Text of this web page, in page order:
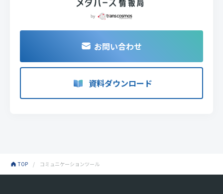
お問い合わせ
資料ダウンロード
TOP コミュニケーションツール